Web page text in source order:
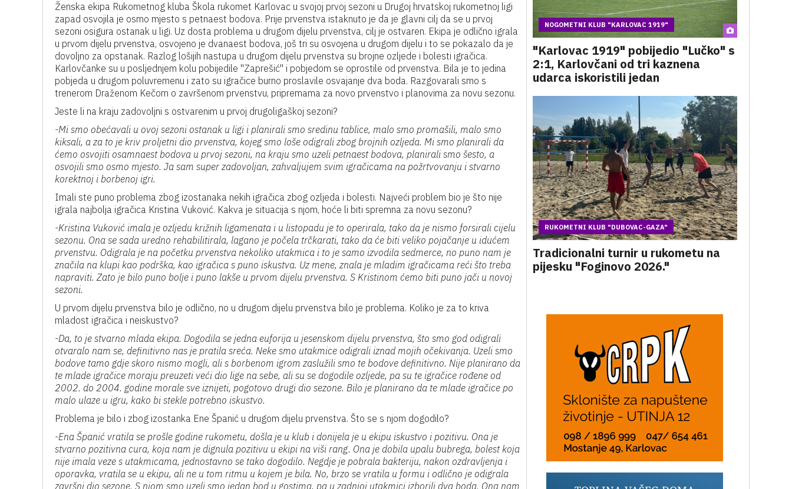
Ženska ekipa Rukometnog kluba Škola rukomet Karlovac u svojoj prvoj sezoni u Drugoj hrvatskoj rukometnoj ligi
zapad osvojila je osmo mjesto s petnaest bodova. Prije prvenstva istaknuto je da je glavni cilj da se u prvoj
sezoni osigura ostanak u ligi. Uz dosta problema u drugom dijelu prvenstva, cilj je ostvaren. Ekipa je odlično igrala
u prvom dijelu prvenstva, osvojeno je dvanaest bodova, još tri su osvojena u drugom dijelu i to se pokazalo da je
dovoljno za opstanak. Razlog lošijih nastupa u drugom dijelu prvenstva su brojne ozljede i bolesti igračica.
Karlovčanke su u posljednjem kolu pobijedile "Zaprešić" i pobjedom se oprostile od prvenstva. Bila je to jedina
pobjeda u drugom poluvremenu i zato su igračice burno proslavile osvajanje dva boda. Razgovarali smo s
trenerom Draženom Kečom o završenom prvenstvu, pripremama za novo prvenstvo i planovima za novu sezonu.
Jeste li na kraju zadovoljni s ostvarenim u prvoj drugoligaškoj sezoni?
-Mi smo obećavali u ovoj sezoni ostanak u ligi i planirali smo sredinu tablice, malo smo promašili, malo smo
kiksali, a za to je kriv proljetni dio prvenstva, kojeg smo loše odigrali zbog brojnih ozljeda. Mi smo planirali da
ćemo osvojiti osamnaest bodova u prvoj sezoni, na kraju smo uzeli petnaest bodova, planirali smo šesto, a
osvojili smo osmo mjesto. Ja sam super zadovoljan, zahvaljujem svim igračicama na požrtvovanju i stvarno
korektnoj i borbenoj igri.
Imali ste puno problema zbog izostanaka nekih igračica zbog ozljeda i bolesti. Najveći problem bio je što nije
igrala najbolja igračica Kristina Vuković. Kakva je situacija s njom, hoće li biti spremna za novu sezonu?
-Kristina Vuković imala je ozljedu križnih ligamenata i u listopadu je to operirala, tako da je nismo forsirali cijelu
sezonu. Ona se sada uredno rehabilitirala, lagano je počela trčkarati, tako da će biti veliko pojačanje u idućem
prvenstvu. Odigrala je na početku prvenstva nekoliko utakmica i to je samo izvodila sedmerce, no puno nam je
značila na klupi kao podrška, kao igračica s puno iskustva. Uz mene, znala je mladim igračicama reći što treba
napraviti. Zato je bilo puno bolje i puno lakše u prvom dijelu prvenstva. S Kristinom ćemo biti puno jači u novoj
sezoni.
U prvom dijelu prvenstva bilo je odlično, no u drugom dijelu prvenstva bilo je problema. Koliko je za to kriva
mladost igračica i neiskustvo?
-Da, to je stvarno mlada ekipa. Dogodila se jedna euforija u jesenskom dijelu prvenstva, što smo god odigrali
otvaralo nam se, definitivno nas je pratila sreća. Neke smo utakmice odigrali iznad mojih očekivanja. Uzeli smo
bodove tamo gdje skoro nismo mogli, ali s borbenom igrom zaslužili smo te bodove definitivno. Nije planirano da
te mlade igračice moraju preuzeti veći dio lige na sebe, ali su se dogodile ozljede, pa su te igračice rođene od
2002. do 2004. godine morale sve iznijeti, pogotovo drugi dio sezone. Bilo je planirano da te mlade igračice po
malo ulaze u igru, kako bi stekle potrebno iskustvo.
Problema je bilo i zbog izostanka Ene Španić u drugom dijelu prvenstva. Što se s njom dogodilo?
-Ena Španić vratila se prošle godine rukometu, došla je u klub i donijela je u ekipu iskustvo i pozitivu. Ona je
stvarno pozitivna cura, koja nam je dignula pozitivu u ekipi na viši rang. Ona je dobila upalu bubrega, bolest koja
nije imala veze s utakmicama, jednostavno se tako dogodilo. Negdje je pobrala bakteriju, nakon ozdravljenja i
oporavka, vratila se u ekipu, ali ne u tom ritmu u kojem je bila. No, brzo se vratila u formu i odlično je odigrala
završni dio sezone. S njom smo uzeli smo jedan bod u gostima, pa u zadnjoj utakmici izborili dva boda. Ona nam
NOGOMETNI KLUB "KARLOVAC 1919"
"Karlovac 1919" pobijedio "Lučko" s
2:1, Karlovčani od tri kaznena
udarca iskoristili jedan
RUKOMETNI KLUB "DUBOVAC-GAZA"
Tradicionalni turnir u rukometu na
pijesku "Foginovo 2026."